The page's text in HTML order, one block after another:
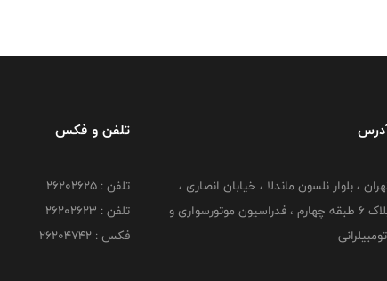
، بلوار نلسون ماندلا ، خیابان انصاری ،
پلاک ۶ طبقه چهارم ، فدراسیون موتورسواری و
تلفن و فکس
تلفن : ۲۶۲۰۲۶۲۵
تلفن : ۲۶۲۰۲۶۲۳
فکس : ۲۶۲۰۴۷۴۲